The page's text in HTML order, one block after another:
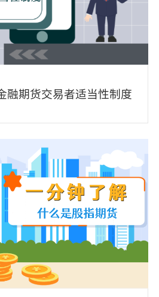
融期货交易者适当性制度